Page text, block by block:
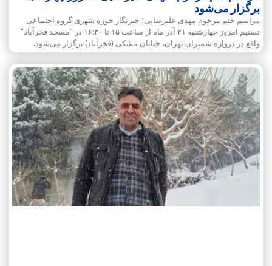
برگزار می‌شود
مراسم ختم مرحوم مهدی علیرضایی؛ خبرنگار حوزه شهری گروه اجتماعی
تسنیم امروز چهارشنبه ۲۱ آذر ماه از ساعت ۱۵ تا ۱۶:۳۰ در “مسجد فخرآباد”
واقع در دروازه شمیران تهران، خیابان مشکی (فخرآباد) برگزار می‌شود.